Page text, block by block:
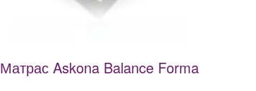
Матрас Askona Balance Forma